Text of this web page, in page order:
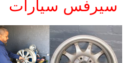
سيرفس سيارات